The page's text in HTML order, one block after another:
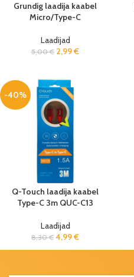
Grundig laadija kaabel
Micro/Type-C
Laadijad
5,00€ 2,99€
-40%
Q-Touch laadija kaabel
Type-C 3m QUC-C13
Laadijad
8,30€ 4,99€